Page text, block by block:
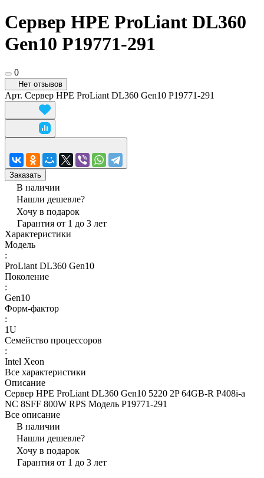
Сервер HPE ProLiant DL360
Gen10 P19771-291
0
Нет отзывов
Арт. Сервер HPE ProLiant DL360 Gen10 P19771-291
Заказать
В наличии
Нашли дешевле?
Хочу в подарок
Гарантия от 1 до 3 лет
Характеристики
Модель
:
ProLiant DL360 Gen10
Поколение
:
Gen10
Форм-фактор
:
1U
Семейство процессоров
:
Intel Xeon
Все характеристики
Описание
Сервер HPE ProLiant DL360 Gen10 5220 2P 64GB-R P408i-a
NC 8SFF 800W RPS Модель P19771-291
Все описание
В наличии
Нашли дешевле?
Хочу в подарок
Гарантия от 1 до 3 лет